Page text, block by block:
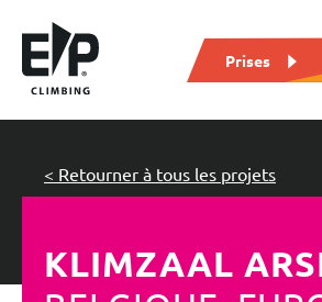
Prises
KLIMZAAL
< Retourner à tous les projets